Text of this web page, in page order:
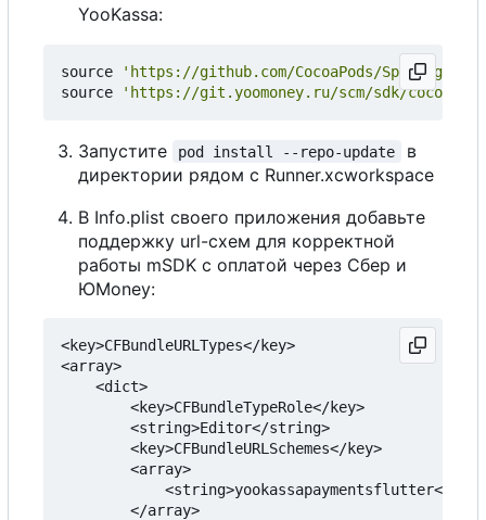
YooKassa:
source
'https://github.com/CocoaPods/Specs.git'
source
'https://git.yoomoney.ru/scm/sdk/cocoa-
Запустите pod install --repo-update
в
директории рядом с Runner.xcworkspace
В Info.plist своего приложения добавьте
поддержку url-схем для корректной
работы mSDK с оплатой через Сбер и
ЮMoney:
<key>CFBundleURLTypes</key>
<array>
    <dict>
        <key>CFBundleTypeRole</key>
        <string>Editor</string>
        <key>CFBundleURLSchemes</key>
        <array>
<string>yookassapaymentsflutter</
        </array>